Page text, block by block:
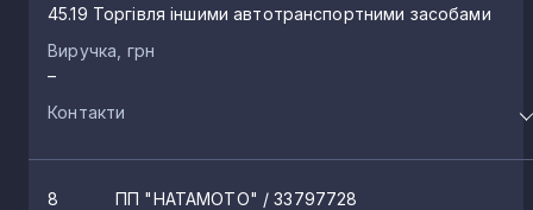
45.19 Торгівля іншими автотранспортними засобами
Виручка, грн
–
Контакти
8 ПП "НАТАМОТО" / 33797728